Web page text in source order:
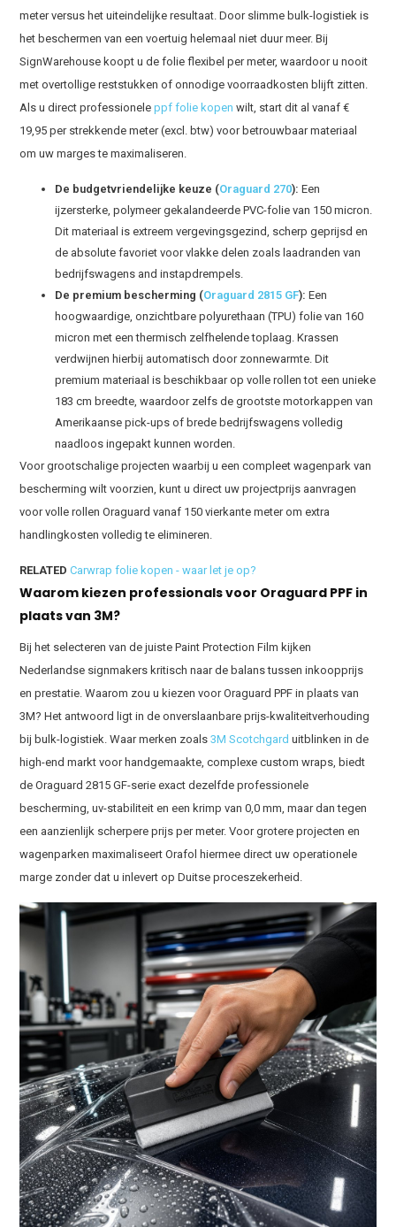
meter versus het uiteindelijke resultaat. Door slimme bulk-logistiek is
het beschermen van een voertuig helemaal niet duur meer. Bij
SignWarehouse koopt u de folie flexibel per meter, waardoor u nooit
met overtollige reststukken of onnodige voorraadkosten blijft zitten.
Als u direct professioneleppf folie kopen wilt, start dit al vanaf €
19,95 per strekkende meter (excl. btw) voor betrouwbaar materiaal
om uw marges te maximaliseren.
De budgetvriendelijke keuze (Oraguard 270): Een
ijzersterke, polymeer gekalandeerde PVC-folie van 150 micron.
Dit materiaal is extreem vergevingsgezind, scherp geprijsd en
de absolute favoriet voor vlakke delen zoals laadranden van
bedrijfswagens and instapdrempels.
De premium bescherming (Oraguard 2815 GF): Een
hoogwaardige, onzichtbare polyurethaan (TPU) folie van 160
micron met een thermisch zelfhelende toplaag. Krassen
verdwijnen hierbij automatisch door zonnewarmte. Dit
premium materiaal is beschikbaar op volle rollen tot een unieke
183 cm breedte, waardoor zelfs de grootste motorkappen van
Amerikaanse pick-ups of brede bedrijfswagens volledig
naadloos ingepakt kunnen worden.
Voor grootschalige projecten waarbij u een compleet wagenpark van
bescherming wilt voorzien, kunt u direct uw projectprijs aanvragen
voor volle rollen Oraguard vanaf 150 vierkante meter om extra
handlingkosten volledig te elimineren.
RELATED Carwrap folie kopen - waar let je op?
Waarom kiezen professionals voor Oraguard PPF in
plaats van 3M?
Bij het selecteren van de juiste Paint Protection Film kijken
Nederlandse signmakers kritisch naar de balans tussen inkoopprijs
en prestatie. Waarom zou u kiezen voor Oraguard PPF in plaats van
3M? Het antwoord ligt in de onverslaanbare prijs-kwaliteitverhouding
bij bulk-logistiek. Waar merken zoals3M Scotchgard uitblinken in de
high-end markt voor handgemaakte, complexe custom wraps, biedt
de Oraguard 2815 GF-serie exact dezelfde professionele
bescherming, uv-stabiliteit en een krimp van 0,0 mm, maar dan tegen
een aanzienlijk scherpere prijs per meter. Voor grotere projecten en
wagenparken maximaliseert Orafol hiermee direct uw operationele
marge zonder dat u inlevert op Duitse proceszekerheid.